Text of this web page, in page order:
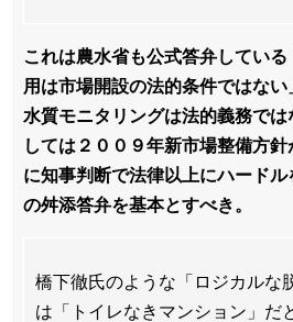
これは農水省も公式答弁してい
用は市場開設の法的条件ではな
水質モニタリングは法的義務で
しては２００９年新市場整備方
に知事判断で法律以上にハードル
の舛添答弁を基本とすべき。
橋下徹氏のような「ロジカルな
は「トイレなきマンション」だ